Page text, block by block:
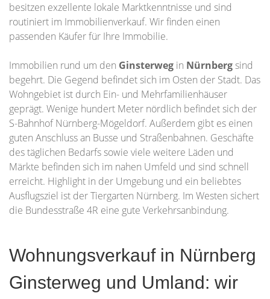
besitzen exzellente lokale Marktkenntnisse und sind
routiniert im Immobilienverkauf. Wir finden einen
passenden Käufer für Ihre Immobilie.
Immobilien rund um den Ginsterweg in Nürnbergsind
begehrt. Die Gegend befindet sich im Osten der Stadt. Das
Wohngebiet ist durch Ein- und Mehrfamilienhäuser
geprägt. Wenige hundert Meter nördlich befindet sich der
S-Bahnhof Nürnberg-Mögeldorf. Außerdem gibt es einen
guten Anschluss an Busse und Straßenbahnen. Geschäfte
des täglichen Bedarfs sowie viele weitere Läden und
Märkte befinden sich im nahen Umfeld und sind schnell
erreicht. Highlight in der Umgebung und ein beliebtes
Ausflugsziel ist der Tiergarten Nürnberg. Im Westen sichert
die Bundesstraße 4R eine gute Verkehrsanbindung.
Wohnungsverkauf in Nürnberg
Ginsterweg und Umland: wir